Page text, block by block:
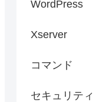
WordPress
Xserver
コマンド
セキュリティ